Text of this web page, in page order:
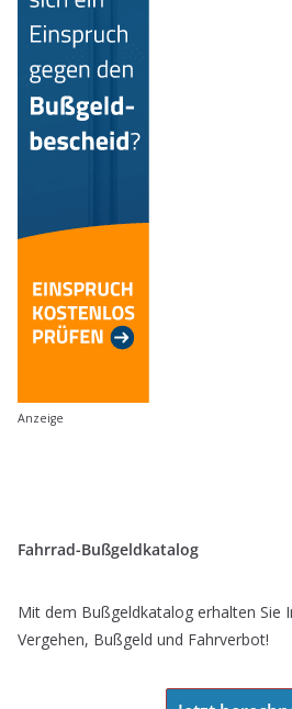
Anzeige
Fahrrad-Bußgeldkatalog
Mit dem Bußgeldkatalog erhalten Sie
Vergehen, Bußgeld und Fahrverbot!